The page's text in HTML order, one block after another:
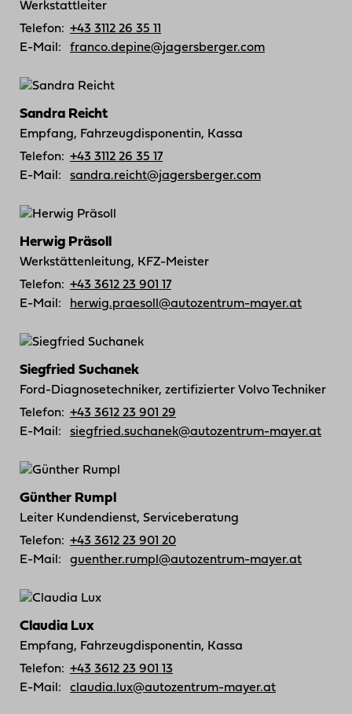
Werkstattleiter
Telefon: +43 3112 26 35 11
E-Mail:
franco.depine@jagersberger.com
Sandra Reicht
Empfang, Fahrzeugdisponentin, Kassa
Telefon: +43 3112 26 35 17
E-Mail:
sandra.reicht@jagersberger.com
Herwig Präsoll
Werkstättenleitung, KFZ-Meister
Telefon: +43 3612 23 901 17
E-Mail:
herwig.praesoll@autozentrum-mayer.at
Siegfried Suchanek
Ford-Diagnosetechniker, zertifizierter Volvo Techniker
Telefon: +43 3612 23 901 29
E-Mail:
siegfried.suchanek@autozentrum-mayer.at
Günther Rumpl
Leiter Kundendienst, Serviceberatung
Telefon: +43 3612 23 901 20
E-Mail:
guenther.rumpl@autozentrum-mayer.at
Claudia Lux
Empfang, Fahrzeugdisponentin, Kassa
Telefon: +43 3612 23 901 13
E-Mail:
claudia.lux@autozentrum-mayer.at